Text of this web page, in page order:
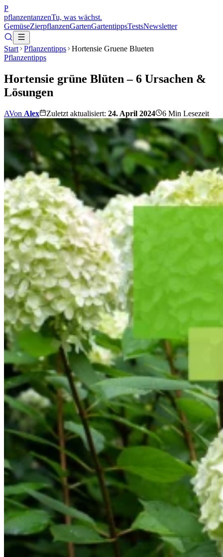
P
pflanzentanzenTu, was wächst.
GemüseZierpflanzenGartenGartentippsTestsNewsletter
Start Pflanzentipps
Hortensie Gruene Blueten
Pflanzentipps
Hortensie grüne Blüten – 6 Ursachen &
Lösungen
AVon Alex Zuletzt aktualisiert: 24. April 2024 6 Min Lesezeit